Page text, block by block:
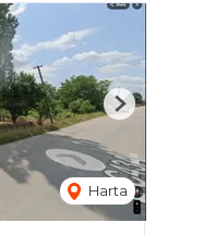
Harta
Next